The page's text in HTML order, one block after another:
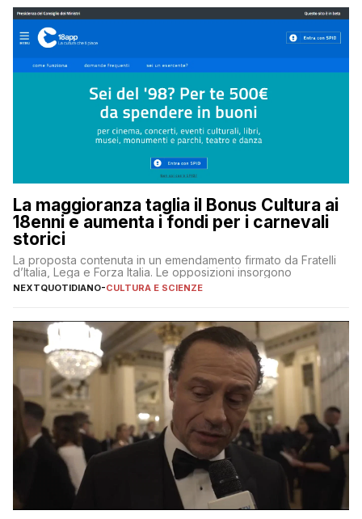
La maggioranza taglia il Bonus Cultura ai
18enni e aumenta i fondi per i carnevali
storici
La proposta contenuta in un emendamento firmato da Fratelli
d’Italia, Lega e Forza Italia. Le opposizioni insorgono
NEXTQUOTIDIANO-CULTURA E SCIENZE